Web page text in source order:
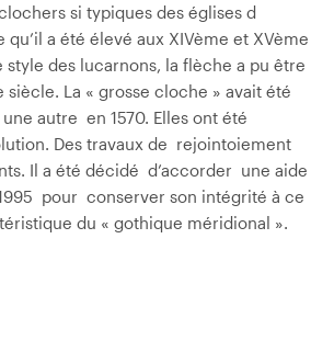
si typiques des églises d
qu’il a été élevé aux XIVème et XVème
style des lucarnons, la flèche a pu être
siècle. La « grosse cloche » avait été
autre en 1570. Elles ont été
Des travaux de rejointoiement
Il a été décidé d’accorder une aide
pour conserver son intégrité à ce
du « gothique méridional ».